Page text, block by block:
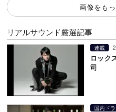
画像をも
リアルサウンド厳選記事
連載
ロック
司
国内ド